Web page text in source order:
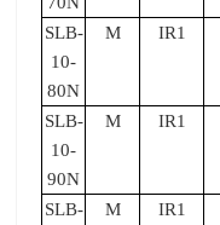
SLB-
10-
80N
M IR1
SLB-
10-
90N
M IR1
SLB-
M IR1